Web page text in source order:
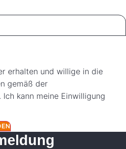
erhalten und willige in die
gemäß der
Ich kann meine Einwilligung